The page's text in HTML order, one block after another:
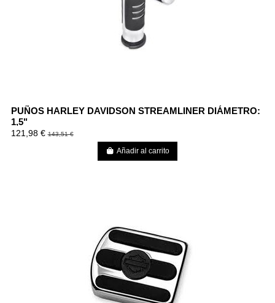
PUÑOS HARLEY DAVIDSON STREAMLINER DIÁMETRO:
1,5"
121,98 €143,51 €
Añadir al carrito